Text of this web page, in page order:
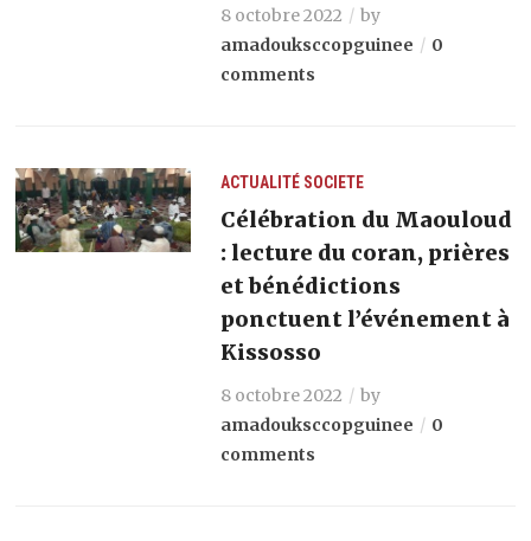
8 octobre 2022
by
amadouksccopguinee
0
comments
ACTUALITÉ SOCIETE
Célébration du Maouloud
: lecture du coran, prières
et bénédictions
ponctuent l’événement à
Kissosso
8 octobre 2022
by
amadouksccopguinee
0
comments